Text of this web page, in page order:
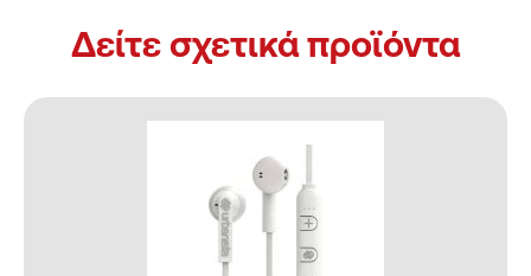
Δείτε σχετικά προϊόντα